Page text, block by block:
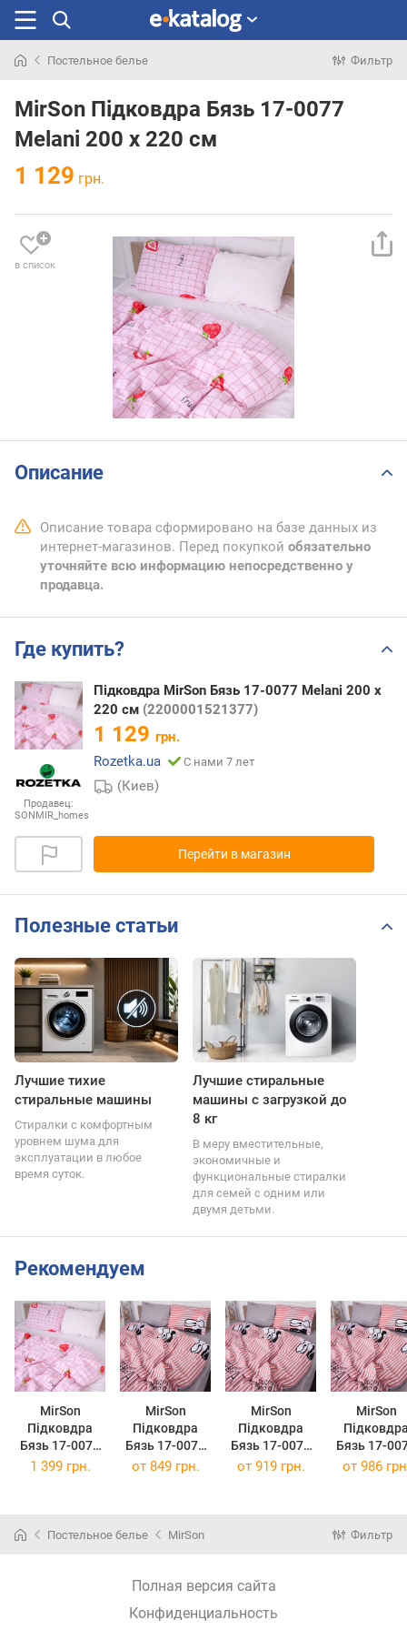
раньше
Постельное белье Фильтр
MirSon Підковдра Бязь 17-0077
Melani 200 x 220 см
1 129 грн.
в список
Описание
Описание товара сформировано на базе данных из
интернет-магазинов. Перед покупкой обязательно
уточняйте всю информацию непосредственно у
продавца.
Где купить?
Продавец:
SONMIR_homes
Підковдра MirSon Бязь 17-0077 Melani 200 x
220 см (2200001521377)
1 129 грн.
Rozetka.ua
С нами 7 лет
(Киев)
Перейти в магазин
Полезные статьи
Лучшие тихие
стиральные машины
Стиралки с комфортным
уровнем шума для
эксплуатации в любое
время суток.
Лучшие стиральные
машины с загрузкой до
8 кг
В меру вместительные,
экономичные и
функциональные стиралки
для семей с одним или
двумя детьми.
Рекомендуем
MirSon
Підковдра
Бязь 17-0077
Melani 220 x
MirSon
Підковдра
Бязь 17-0079
Kosett 143 x
MirSon
Підковдра
Бязь 17-0079
Kosett 160 x
MirSon
Бязь 17-
Kosett 175
1 399 грн. от 849 грн. от 919 грн. от 986
Постельное белье MirSon Фильтр
Полная версия сайта
Конфиденциальность